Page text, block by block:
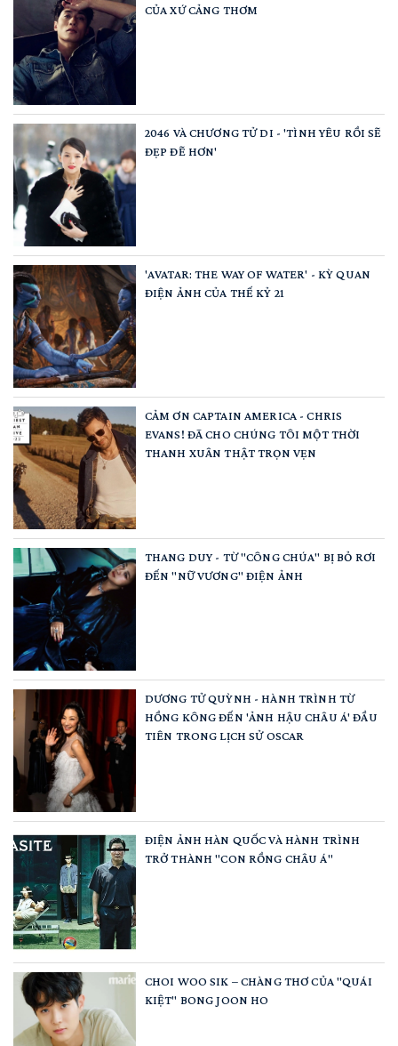
CỦA XỨ CẢNG THƠM
2046 VÀ CHƯƠNG TỬ DI - 'TÌNH YÊU RỒI SẼ
ĐẸP ĐẼ HƠN'
'AVATAR: THE WAY OF WATER' - KỲ QUAN
ĐIỆN ẢNH CỦA THẾ KỶ 21
CẢM ƠN CAPTAIN AMERICA - CHRIS
EVANS! ĐÃ CHO CHÚNG TÔI MỘT THỜI
THANH XUÂN THẬT TRỌN VẸN
THANG DUY - TỪ "CÔNG CHÚA" BỊ BỎ RƠI
ĐẾN "NỮ VƯƠNG" ĐIỆN ẢNH
DƯƠNG TỬ QUỲNH - HÀNH TRÌNH TỪ
HỒNG KÔNG ĐẾN 'ẢNH HẬU CHÂU Á' ĐẦU
TIÊN TRONG LỊCH SỬ OSCAR
ĐIỆN ẢNH HÀN QUỐC VÀ HÀNH TRÌNH
TRỞ THÀNH "CON RỒNG CHÂU Á"
CHOI WOO SIK – CHÀNG THƠ CỦA "QUÁI
KIỆT" BONG JOON HO